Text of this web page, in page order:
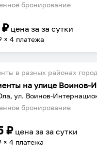
бронирование
₽ цена заза сутки
× 4 платежа
в разных районах
ул. Воинов-
бронирование
₽ цена заза сутки
× 4 платежа